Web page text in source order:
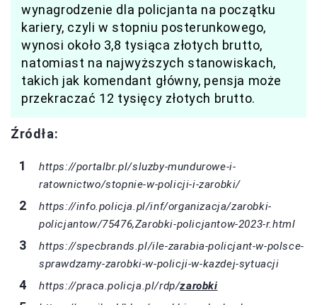
wynagrodzenie dla policjanta na początku
kariery, czyli w stopniu posterunkowego,
wynosi około 3,8 tysiąca złotych brutto,
natomiast na najwyższych stanowiskach,
takich jak komendant główny, pensja może
przekraczać 12 tysięcy złotych brutto.
Źródła:
https://portalbr.pl/sluzby-mundurowe-i-
ratownictwo/stopnie-w-policji-i-zarobki/
https://info.policja.pl/inf/organizacja/zarobki-
policjantow/75476,Zarobki-policjantow-2023-r.html
https://specbrands.pl/ile-zarabia-policjant-w-polsce-
sprawdzamy-zarobki-w-policji-w-kazdej-sytuacji
https://praca.policja.pl/rdp/zarobki